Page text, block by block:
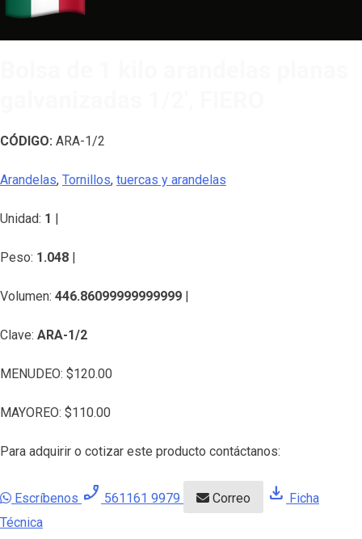
CÓDIGO: ARA-1/2
Arandelas, Tornillos, tuercas y arandelas
Unidad: 1 |
Peso: 1.048 |
Volumen: 446.86099999999999 |
Clave: ARA-1/2
MENUDEO: $120.00
MAYOREO: $110.00
Para adquirir o cotizar este producto contáctanos:
Escríbenos phone_enabled 561161 9979 Correo download Ficha
Técnica